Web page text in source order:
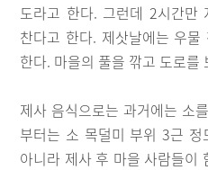
도라고 한다. 그런데 2시간만
찬다고 한다. 제삿날에는 우
한다. 마을의 풀을 깎고 도로를
제사 음식으로는 과거에는 소
부터는 소 목덜미 부위 3근
아니라 제사 후 마을 사람들이